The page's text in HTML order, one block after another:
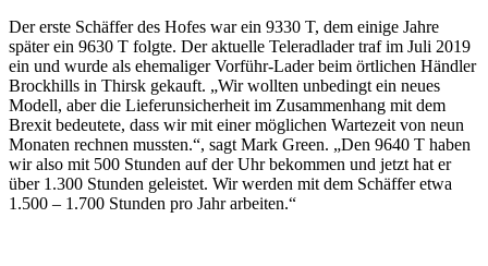
Der erste Schäffer des Hofes war ein 9330 T, dem einige Jahre
später ein 9630 T folgte. Der aktuelle Teleradlader traf im Juli 2019
ein und wurde als ehemaliger Vorführ-Lader beim örtlichen Händler
Brockhills in Thirsk gekauft. „Wir wollten unbedingt ein neues
Modell, aber die Lieferunsicherheit im Zusammenhang mit dem
Brexit bedeutete, dass wir mit einer möglichen Wartezeit von neun
Monaten rechnen mussten.“, sagt Mark Green. „Den 9640 T haben
wir also mit 500 Stunden auf der Uhr bekommen und jetzt hat er
über 1.300 Stunden geleistet. Wir werden mit dem Schäffer etwa
1.500 – 1.700 Stunden pro Jahr arbeiten.“